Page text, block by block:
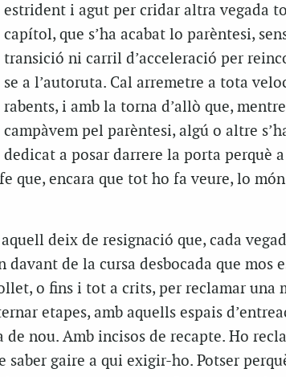
estrident i agut per cridar altra vegada
capítol, que s’ha acabat lo parèntesi,
transició ni carril d’acceleració per
se a l’autoruta. Cal arremetre a tota
rabents, i amb la torna d’allò que, mentre
campàvem pel parèntesi, algú o altre
dedicat a posar darrere la porta perquè
que, encara que tot ho fa veure, lo
deix de resignació que, cada
de la cursa desbocada que mos
o fins i tot a crits, per reclamar una
etapes, amb aquells espais
nou. Amb incisos de recapte. Ho
saber gaire a qui exigir-ho. Potser